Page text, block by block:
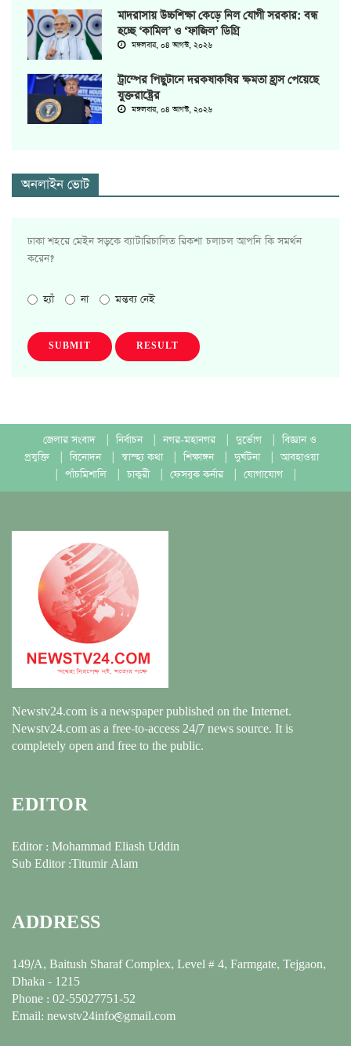
মাদরাসায় উচ্চশিক্ষা কেড়ে নিল যোগী সরকার: বন্ধ
হচ্ছে ‘কামিল’ ও ‘ফাজিল’ ডিগ্রি
মঙ্গলবার, ০৪ আগস্ট, ২০২৬
ট্রাম্পের পিছুটানে দরকষাকষির ক্ষমতা হ্রাস পেয়েছে
যুক্তরাষ্ট্রের
মঙ্গলবার, ০৪ আগস্ট, ২০২৬
অনলাইন ভোট
ঢাকা শহরে মেইন সড়কে ব্যাটারিচালিত রিকশা চলাচল আপনি কি সমর্থন
করেন?
হ্যাঁ না মন্তব্য নেই
SUBMIT RESULT
জেলার সংবাদ নির্বাচন নগর-মহানগর দুর্ভোগ
বিজ্ঞান ও
প্রযুক্তি
বিনোদন স্বাস্হ্য কথা শিক্ষাঙ্গন দুর্ঘটনা
আবহাওয়া
পাঁচমিশালি চাকুরী ফেসবুক কর্নার যোগাযোগ
Newstv24.com is a newspaper published on the Internet.
Newstv24.com as a free-to-access 24/7 news source. It is
completely open and free to the public.
EDITOR
Editor : Mohammad Eliash Uddin
Sub Editor :Titumir Alam
ADDRESS
149/A, Baitush Sharaf Complex, Level # 4, Farmgate, Tejgaon,
Dhaka - 1215
Phone : 02-55027751-52
Email: newstv24info@gmail.com